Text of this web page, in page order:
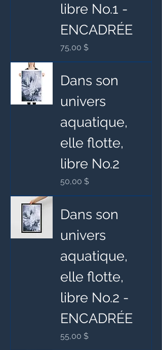
libre No.1 -
ENCADRÉE
Prix
75,00 $
Dans son
univers
aquatique,
elle flotte,
libre No.2
Prix
50,00 $
Dans son
univers
aquatique,
elle flotte,
libre No.2 -
ENCADRÉE
Prix
55,00 $